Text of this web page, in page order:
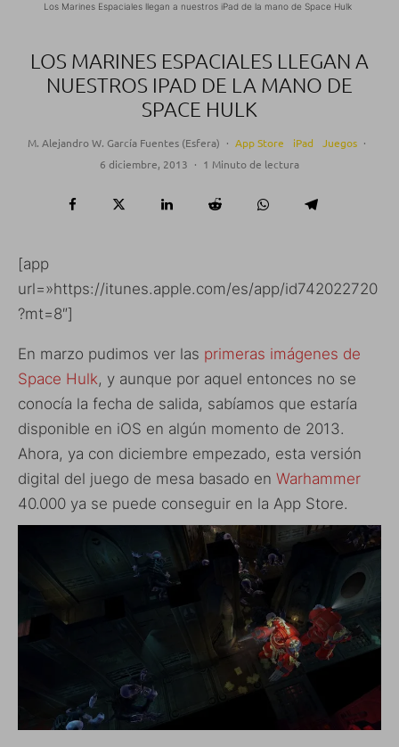
Los Marines Espaciales llegan a nuestros iPad de la mano de Space Hulk
LOS MARINES ESPACIALES LLEGAN A
NUESTROS IPAD DE LA MANO DE
SPACE HULK
M. Alejandro W. García Fuentes (Esfera) · App Store iPad Juegos ·
6 diciembre, 2013 · 1 Minuto de lectura
[app
url=»https://itunes.apple.com/es/app/id742022720
?mt=8″]
En marzo pudimos ver las primeras imágenes de
Space Hulk, y aunque por aquel entonces no se
conocía la fecha de salida, sabíamos que estaría
disponible en iOS en algún momento de 2013.
Ahora, ya con diciembre empezado, esta versión
digital del juego de mesa basado en Warhammer
40.000 ya se puede conseguir en la App Store.